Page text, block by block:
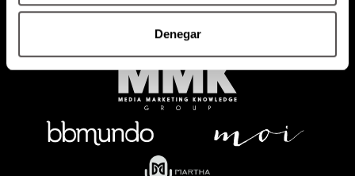
Denegar